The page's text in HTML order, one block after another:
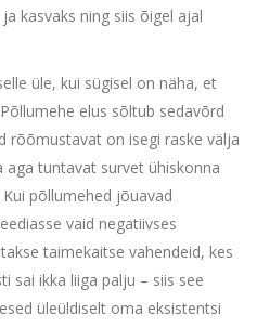
kasvaks ning siis õigel ajal
üle, kui sügisel on näha, et
elus sõltub sedavõrd
rõõmustavat on isegi raske välja
tuntavat survet ühiskonna
põllumehed jõuavad
vaid negatiivses
taimekaitse vahendeid, kes
sai ikka liiga palju – siis see
üleüldiselt oma eksistentsi